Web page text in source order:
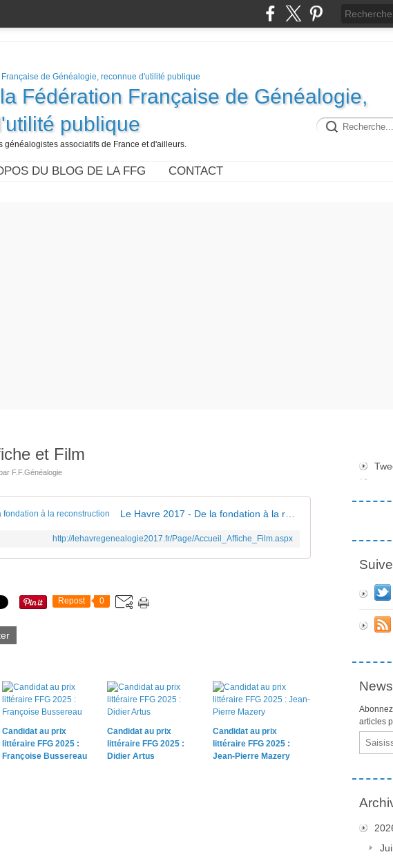
Fédération Française de Généalogie,
publique
généalogistes associatifs de France et d'ailleurs.
DU BLOG DE LA FFG CONTACT
et Film
F.F.Généalogie
http://lehavregenealogie2017.fr/Page/Accueil_Affiche_Film.aspx
Repost 0
Candidat au prix
littéraire FFG 2025 :
Françoise Bussereau
Candidat au prix
littéraire FFG 2025 :
Didier Artus
Candidat au prix
littéraire FFG 2025 :
Jean-Pierre Mazery
articles
Email